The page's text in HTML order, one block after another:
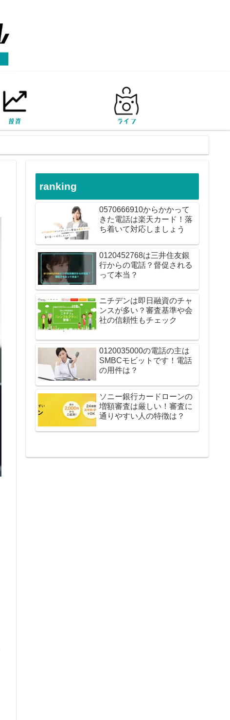
ranking
0570666910からかかって
きた電話は楽天カード！落
ち着いて対応しましょう
0120452768は三井住友銀
行からの電話？督促される
って本当？
ニチデンは即日融資のチャ
ンスが多い？審査基準や会
社の信頼性もチェック
0120035000の電話の主は
SMBCモビットです！電話
の用件は？
ソニー銀行カードローンの
増額審査は厳しい！審査に
通りやすい人の特徴は？